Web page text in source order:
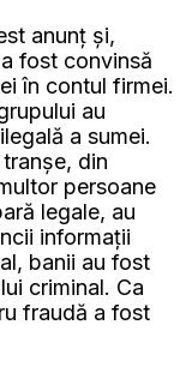
anunț și,
fost convinsă
în contul firmei.
au
a sumei.
din
persoane
legale, au
informații
banii au fost
criminal. Ca
fraudă a fost